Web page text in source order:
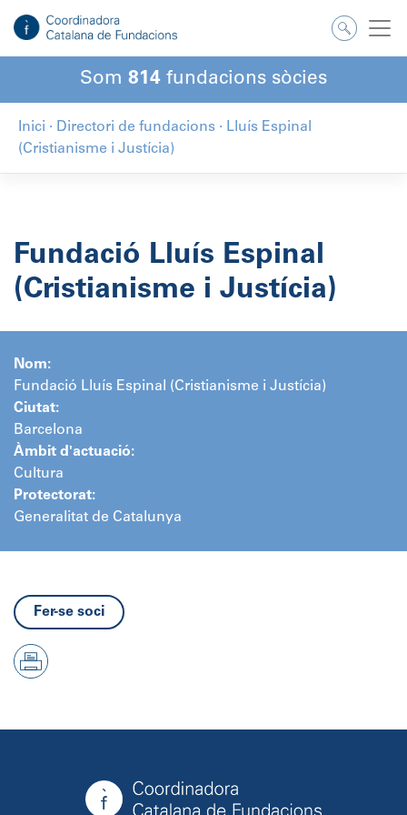
contingut
Som 814 fundacions sòcies
Inici · Directori de fundacions · Lluís Espinal
(Cristianisme i Justícia)
Fundació Lluís Espinal
(Cristianisme i Justícia)
Nom:
Fundació Lluís Espinal (Cristianisme i Justícia)
Ciutat:
Barcelona
Àmbit d'actuació:
Cultura
Protectorat:
Generalitat de Catalunya
Fer-se soci